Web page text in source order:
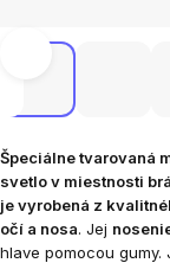
Špeciálne tvarovaná
svetlo v miestnosti
je vyrobená z
očí a nosa. Jej
hlave pomocou gumy.